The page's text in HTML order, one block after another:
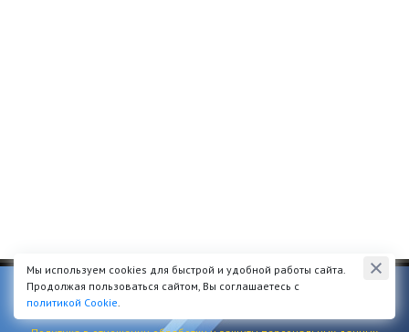
© 2014 - 2026 Техцентр Штудберг г. Екатеринбург
Мы используем cookies для быстрой и удобной работы сайта.
Продолжая пользоваться сайтом, Вы соглашаетесь с
политикой Cookie.